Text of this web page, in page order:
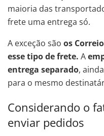
maioria das
frete uma entrega só.
A exceção são os
esse tipo de frete. A
entrega separado,
para o mesmo
Considerando o
enviar pedidos